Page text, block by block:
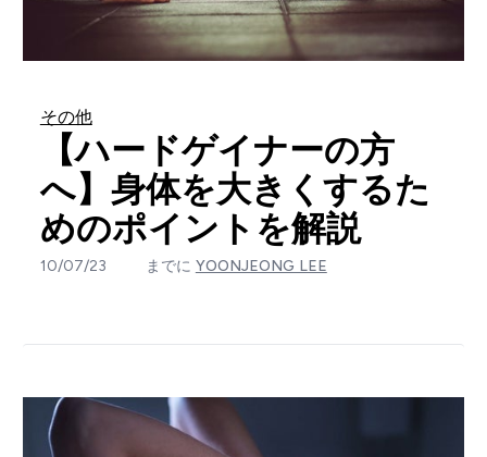
その他
【ハードゲイナーの方
へ】身体を大きくするた
めのポイントを解説
10/07/23 までに YOONJEONG LEE